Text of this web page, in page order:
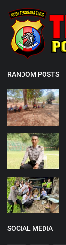
RANDOM POSTS
SOCIAL MEDIA